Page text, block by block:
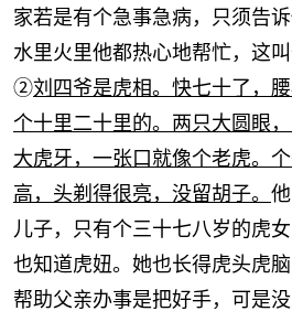
家若是有个急事急病，只须告
水里火里他都热心地帮忙，这叫
②刘四爷是虎相。快七十了，
个十里二十里的。两只大圆眼
大虎牙，一张口就像个老虎。
高，头剃得很亮，没留胡子。
儿子，只有个三十七八岁的虎
也知道虎妞。她也长得虎头虎脑
帮助父亲办事是把好手，可是